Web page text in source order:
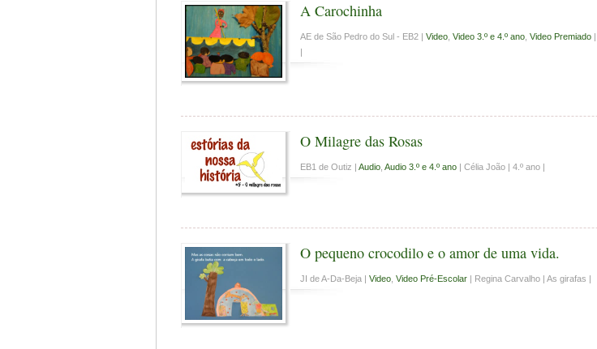
A Carochinha
AE de São Pedro do Sul - EB2 |Video ,Video 3.º e 4.º ano ,Video Premiado
|
O Milagre das Rosas
EB1 de Outiz |Audio ,Audio 3.º e 4.º ano | Célia João | 4.º ano |
O pequeno crocodilo e o amor de uma vida.
JI de A-Da-Beja |Video ,Video Pré-Escolar | Regina Carvalho | As girafas |